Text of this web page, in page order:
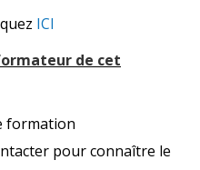
ICI
de cet
formation
pour connaître le